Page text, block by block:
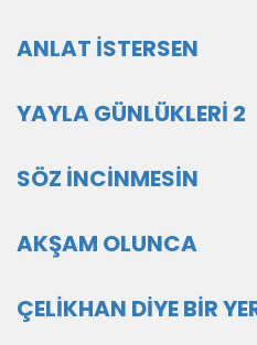
ANLAT İSTERSEN
YAYLA GÜNLÜKLERİ 2
SÖZ İNCİNMESİN
AKŞAM OLUNCA
ÇELİKHAN DİYE BİR